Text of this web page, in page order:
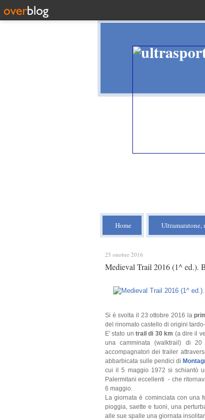
Home Ultramaratone,
25 ottobre 2016
Medieval Trail 2016 (1^ ed.).
Si è svolta il 23 ottobre 2016 la
del rinomato castello di origini
E' stato untrail di 30 km (a dire il
una camminata (walktrail) di
accompagnatori dei trailer
abbarbicata sulle pendici di
cui il 5 maggio 1972 si schiantò
Palermitani eccellenti - che
6 maggio.
La giornata è cominciata con una
pioggia, saette e tuoni, una
alle sue spalle una giornata